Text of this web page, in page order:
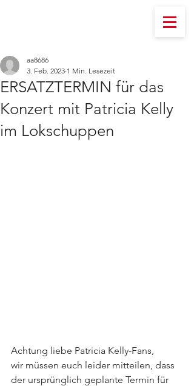
ERSATZTERMIN für das
Konzert mit Patricia Kelly
im Lokschuppen
aa8686
3. Feb. 2023 1 Min. Lesezeit
Achtung liebe Patricia Kelly-Fans,
wir müssen euch leider mitteilen, dass
der ursprünglich geplante Termin für